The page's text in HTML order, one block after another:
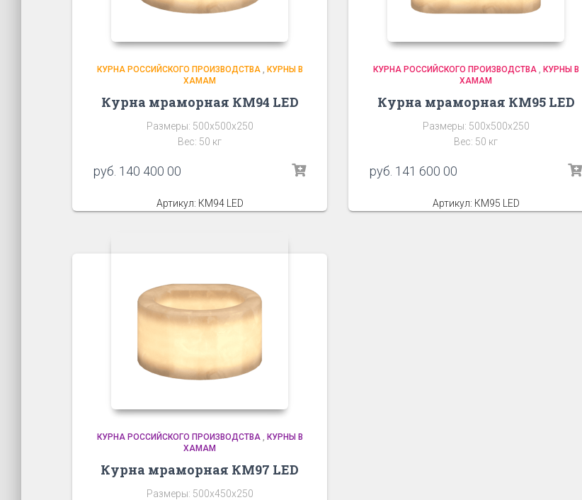
КУРНА РОССИЙСКОГО ПРОИЗВОДСТВА, КУРНЫ В
ХАМАМ
Курна мраморная КМ94 LED
Размеры: 500х500х250
Вес: 50 кг
руб. 140 400 00
Артикул: КМ94 LED
КУРНА РОССИЙСКОГО ПРОИЗВОДСТВА, КУРНЫ В
ХАМАМ
Курна мраморная КМ95 LED
Размеры: 500х500х250
Вес: 50 кг
руб. 141 600 00
Артикул: КМ95 LED
КУРНА РОССИЙСКОГО ПРОИЗВОДСТВА, КУРНЫ В
ХАМАМ
Курна мраморная КМ97 LED
Размеры: 500х450х250